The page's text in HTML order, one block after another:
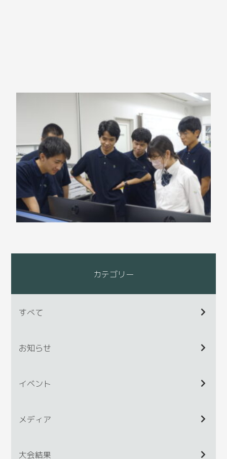
カテゴリー
すべて
お知らせ
イベント
メディア
大会結果